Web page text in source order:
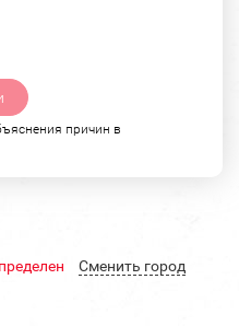
причин в
Cменить город